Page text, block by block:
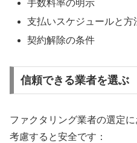
手数料率の明示
支払いスケジュールと方
契約解除の条件
信頼できる業者を選ぶ
ファクタリング業者の選定
考慮すると安全です：